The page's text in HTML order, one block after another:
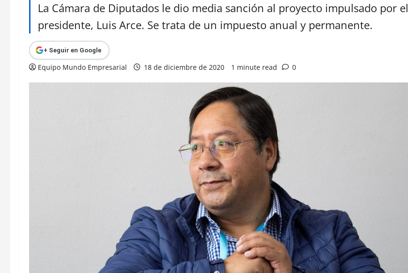
La Cámara de Diputados le dio media sanción al proyecto impulsado por el
presidente, Luis Arce. Se trata de un impuesto anual y permanente.
+ Seguir en Google
Equipo Mundo Empresarial 18 de diciembre de 2020 1 minute read 0